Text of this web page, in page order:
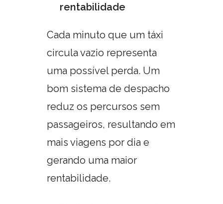
rentabilidade
Cada minuto que um táxi
circula vazio representa
uma possível perda. Um
bom sistema de despacho
reduz os percursos sem
passageiros, resultando em
mais viagens por dia e
gerando uma maior
rentabilidade.